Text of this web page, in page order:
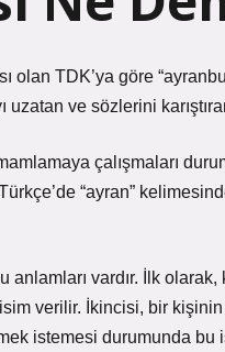
olan TDK’ya göre
uzatan ve sözlerini
çalışmaları
“ayran”
vardır. İlk
verilir. İkincisi, bir kişinin
istemesi durumunda bu